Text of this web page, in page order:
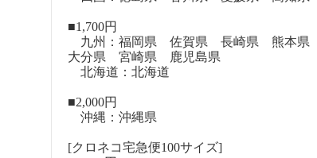
■1,700円
九州：福岡県 佐賀県 長崎県 熊本県
大分県 宮崎県 鹿児島県
北海道：北海道
■2,000円
沖縄：沖縄県
[クロネコ宅急便100サイズ]